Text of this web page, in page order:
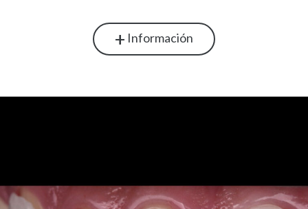
+ Información